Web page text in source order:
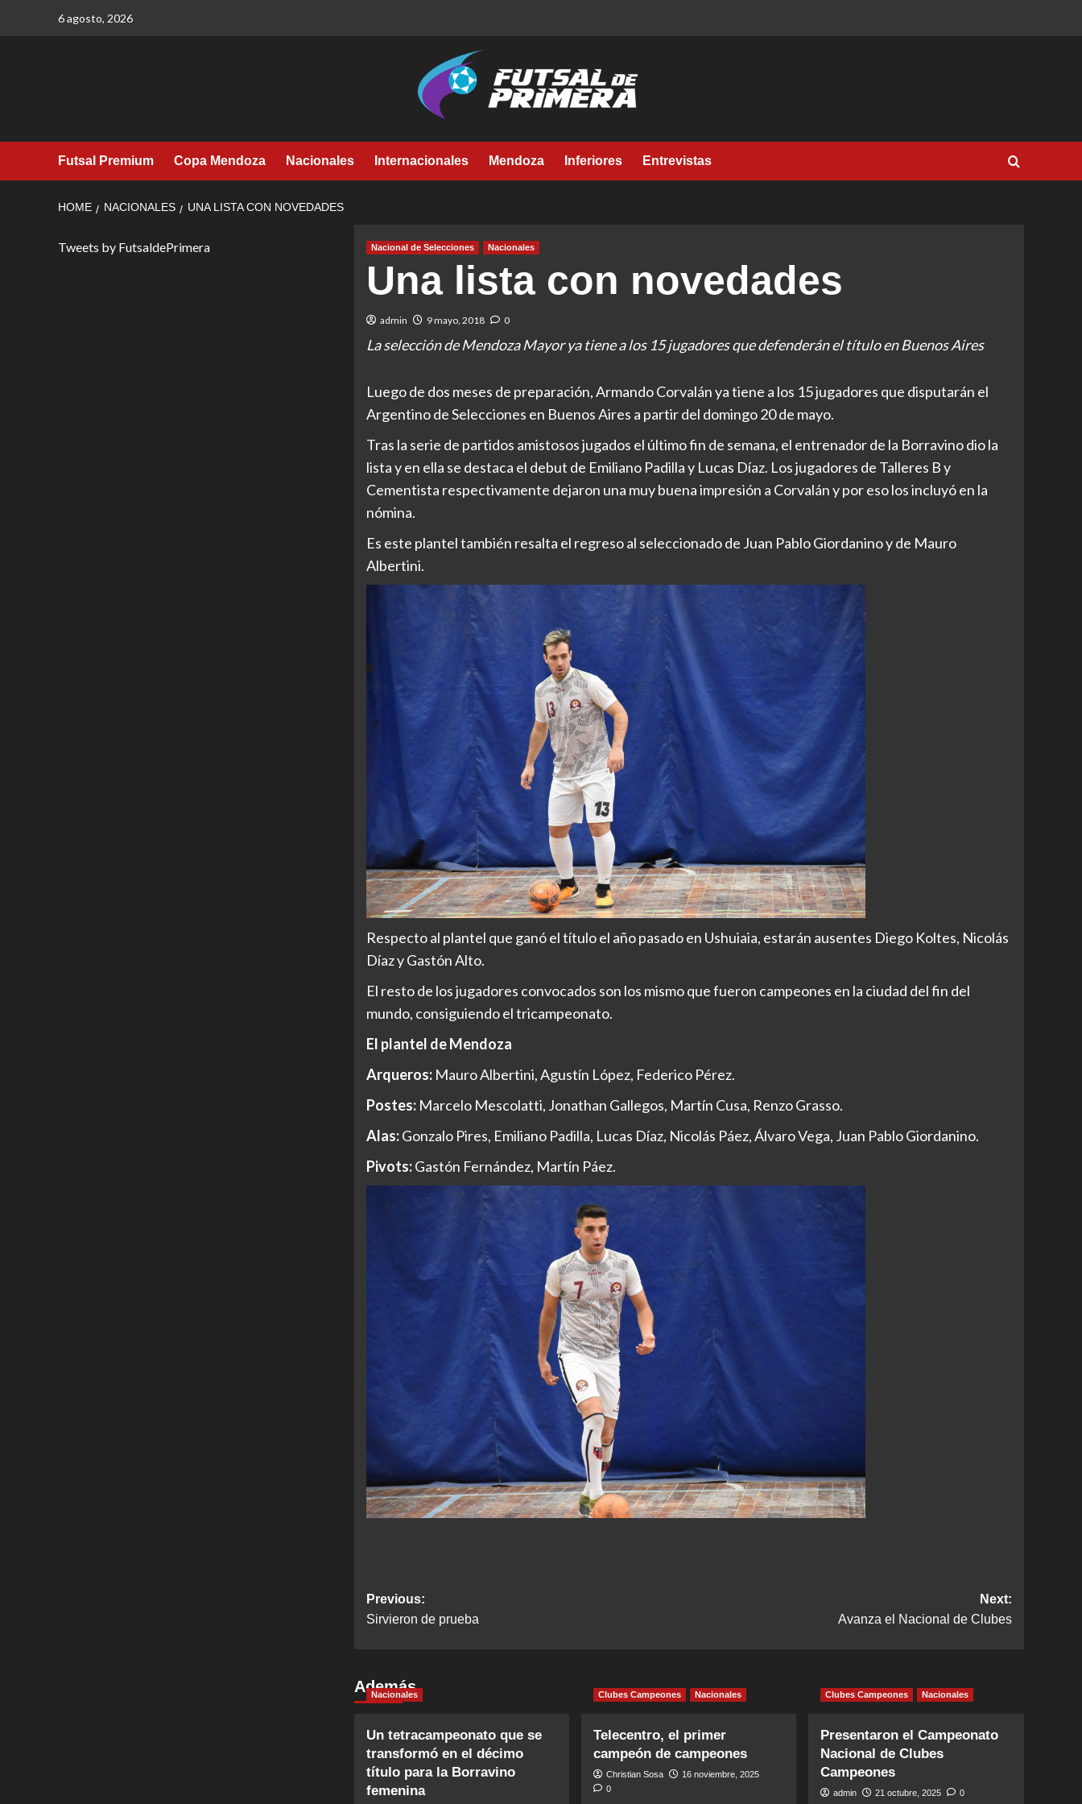
6 agosto, 2026
Futsal Premium Copa Mendoza Nacionales Internacionales Mendoza Inferiores Entrevistas
HOME NACIONALES UNA LISTA CON NOVEDADES
Nacional de Selecciones Nacionales
Una lista con novedades
admin 9 mayo, 2018 0
La selección de Mendoza Mayor ya tiene a los 15 jugadores que defenderán el título en Buenos Aires
Luego de dos meses de preparación, Armando Corvalán ya tiene a los 15 jugadores que disputarán el
Argentino de Selecciones en Buenos Aires a partir del domingo 20 de mayo.
Tras la serie de partidos amistosos jugados el último fin de semana, el entrenador de la Borravino dio la
lista y en ella se destaca el debut de Emiliano Padilla y Lucas Díaz. Los jugadores de Talleres B y
Cementista respectivamente dejaron una muy buena impresión a Corvalán y por eso los incluyó en la
nómina.
Es este plantel también resalta el regreso al seleccionado de Juan Pablo Giordanino y de Mauro
Albertini.
Respecto al plantel que ganó el título el año pasado en Ushuiaia, estarán ausentes Diego Koltes, Nicolás
Díaz y Gastón Alto.
El resto de los jugadores convocados son los mismo que fueron campeones en la ciudad del fin del
mundo, consiguiendo el tricampeonato.
El plantel de Mendoza
Arqueros:Mauro Albertini, Agustín López, Federico Pérez.
Postes:Marcelo Mescolatti, Jonathan Gallegos, Martín Cusa, Renzo Grasso.
Alas:Gonzalo Pires, Emiliano Padilla, Lucas Díaz, Nicolás Páez, Álvaro Vega, Juan Pablo Giordanino.
Pivots:Gastón Fernández, Martín Páez.
Post
navigation
Previous:
Sirvieron de prueba
Next:
Avanza el Nacional de Clubes
Además
Nacionales
Un tetracampeonato que se
transformó en el décimo
título para la Borravino
femenina
Clubes Campeones Nacionales
Telecentro, el primer
campeón de campeones
Christian Sosa
16 noviembre, 2025
0
Clubes Campeones Nacionales
Presentaron el Campeonato
Nacional de Clubes
Campeones
admin 21 octubre, 2025 0
Tweets by FutsaldePrimera